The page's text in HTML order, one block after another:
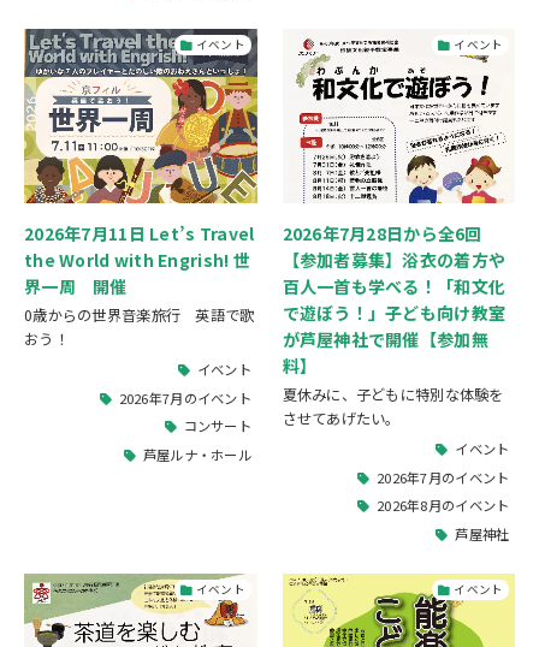
イベント
2026年7月11日 Let’s Travel
the World with Engrish! 世
界一周 開催
0歳からの世界音楽旅行 英語で歌
おう！
イベント
2026年7月のイベント
コンサート
芦屋ルナ・ホール
イベント
2026年7月28日から全6回
【参加者募集】浴衣の着方や
百人一首も学べる！「和文化
で遊ぼう！」子ども向け教室
が芦屋神社で開催【参加無
料】
夏休みに、子どもに特別な体験を
させてあげたい。
イベント
2026年7月のイベント
2026年8月のイベント
芦屋神社
イベント イベント